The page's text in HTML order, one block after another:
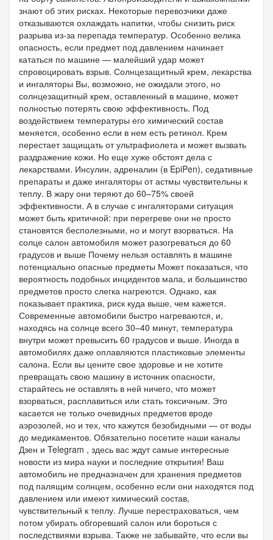
знают об этих рисках. Некоторые перевозчики даже
отказываются охлаждать напитки, чтобы снизить риск
разрыва из-за перепада температур. Особенно велика
опасность, если предмет под давлением начинает
кататься по машине — малейший удар может
спровоцировать взрыв. Солнцезащитный крем, лекарства
и ингаляторы Вы, возможно, не ожидали этого, но
солнцезащитный крем, оставленный в машине, может
полностью потерять свою эффективность. Под
воздействием температуры его химический состав
меняется, особенно если в нем есть ретинол. Крем
перестает защищать от ультрафиолета и может вызвать
раздражение кожи. Но еще хуже обстоят дела с
лекарствами. Инсулин, адреналин (в EpiPen), седативные
препараты и даже ингаляторы от астмы чувствительны к
теплу. В жару они теряют до 60–75% своей
эффективности. А в случае с ингаляторами ситуация
может быть критичной: при перегреве они не просто
становятся бесполезными, но и могут взорваться. На
солце салон автомобиля может разогреваться до 60
градусов и выше Почему нельзя оставлять в машине
потенциально опасные предметы Может показаться, что
вероятность подобных инцидентов мала, и большинство
предметов просто слегка нагреются. Однако, как
показывает практика, риск куда выше, чем кажется.
Современные автомобили быстро нагреваются, и,
находясь на солнце всего 30–40 минут, температура
внутри может превысить 60 градусов и выше. Иногда в
автомобилях даже оплавляются пластиковые элементы
салона. Если вы цените свое здоровье и не хотите
превращать свою машину в источник опасности,
старайтесь не оставлять в ней ничего, что может
взорваться, расплавиться или стать токсичным. Это
касается не только очевидных предметов вроде
аэрозолей, но и тех, что кажутся безобидными — от воды
до медикаментов. Обязательно посетите наши каналы
Дзен и Telegram , здесь вас ждут самые интересные
новости из мира науки и последние открытия! Ваш
автомобиль не предназначен для хранения предметов
под палящим солнцем, особенно если они находятся под
давлением или имеют химический состав,
чувствительный к теплу. Лучше перестраховаться, чем
потом убирать обгоревший салон или бороться с
последствиями взрыва. Также не забывайте, что если вы